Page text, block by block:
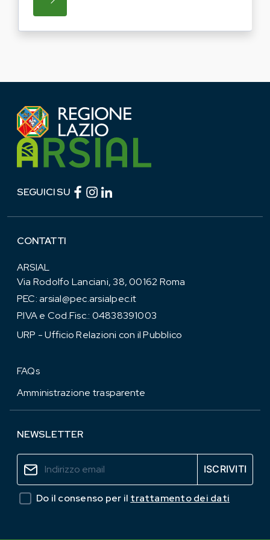
SU REGIONE LAZIO E ARSIAL PORTANO
SEGUICI SU Facebook (link esterno)
Instagram (link esterno)
CONTATTI
ARSIAL
Via Rodolfo Lanciani, 38, 00162 Roma
PEC:arsial@pec.arsialpec.it
P.IVA e Cod.Fisc.: 04838391003
URP - Ufficio Relazioni con il Pubblico
FAQs
Amministrazione trasparente
NEWSLETTER
Do il consenso per il trattamento dei dati